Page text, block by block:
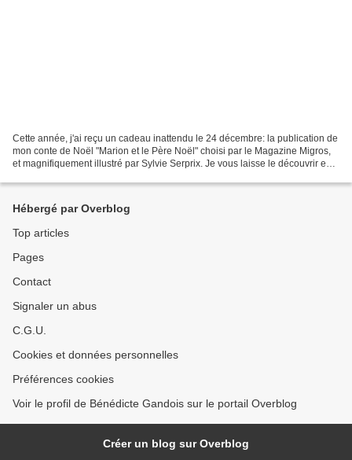
Cette année, j'ai reçu un cadeau inattendu le 24 décembre: la publication de
mon conte de Noël "Marion et le Père Noël" choisi par le Magazine Migros,
et magnifiquement illustré par Sylvie Serprix. Je vous laisse le découvrir en
Hébergé par Overblog
Top articles
Pages
Contact
Signaler un abus
C.G.U.
Cookies et données personnelles
Préférences cookies
Voir le profil de Bénédicte Gandois sur le portail Overblog
Créer un blog sur Overblog